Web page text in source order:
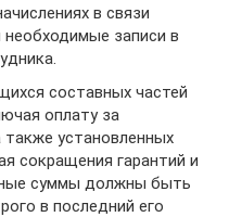
в связи
необходимые записи в
составных частей
оплату за
установленных
сокращения гарантий и
суммы должны быть
в последний его